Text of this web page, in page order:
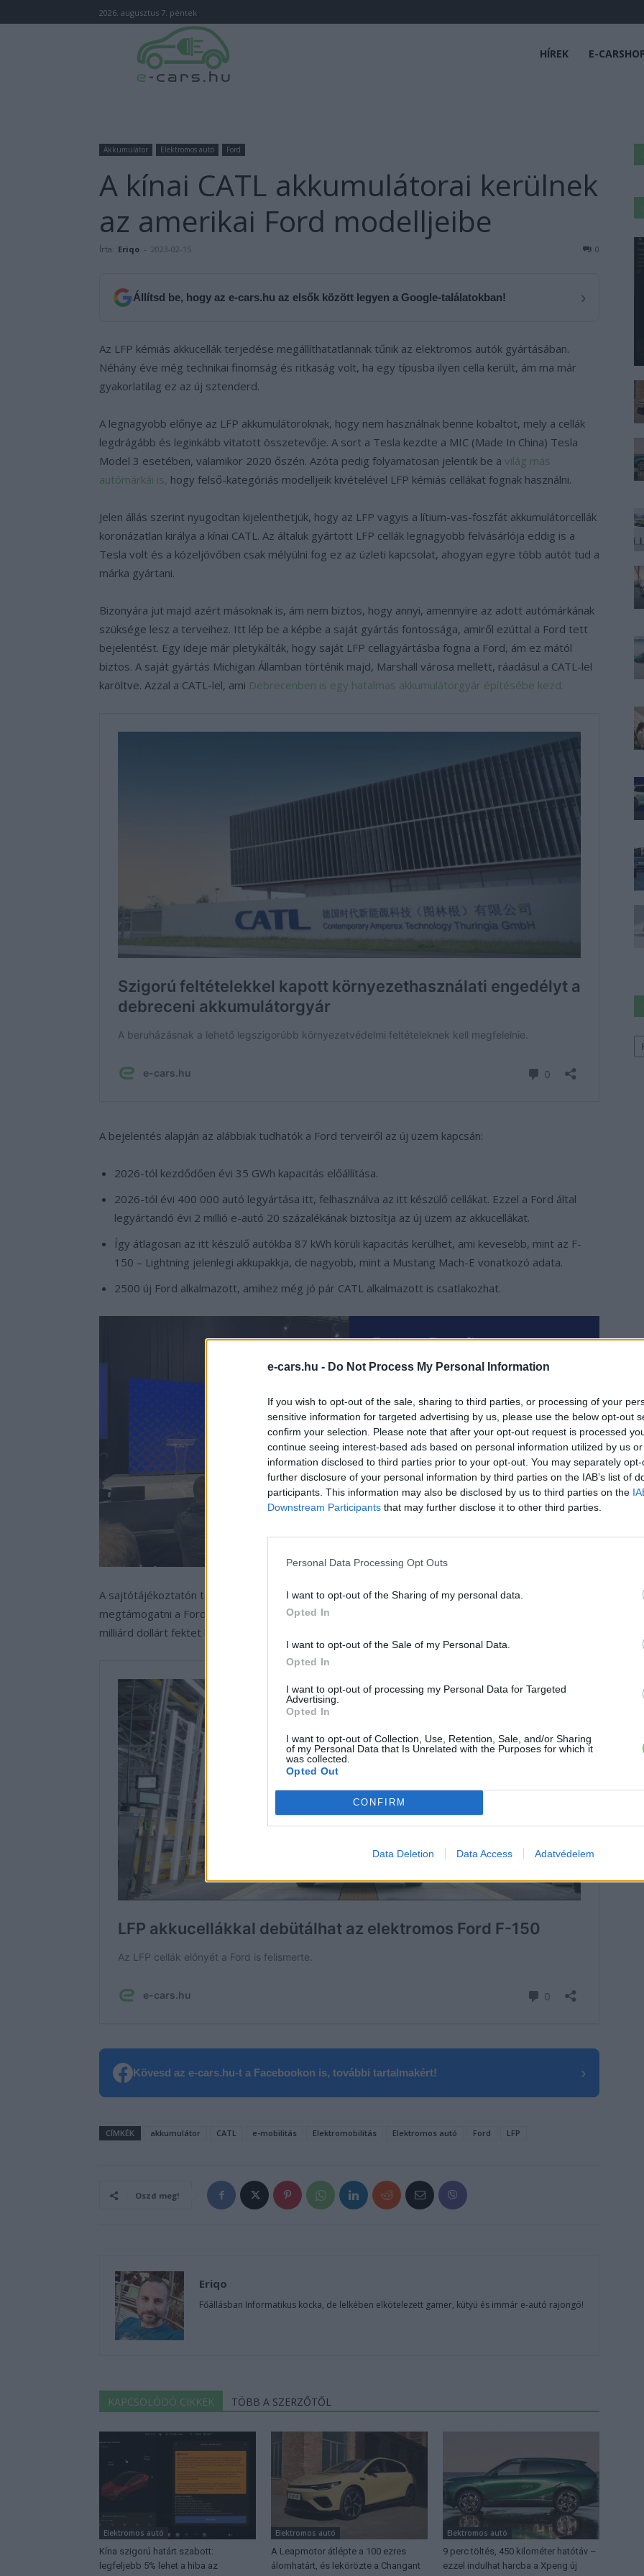
e-cars.hu - Do Not Process My Personal Information
If you wish to opt-out of the sale, sharing to third parties, or processing of your
sensitive information for targeted advertising by us, please use the below opt-out
confirm your selection. Please note that after your opt-out request is processed
continue seeing interest-based ads based on personal information utilized by us
information disclosed to third parties prior to your opt-out. You may separately
further disclosure of your personal information by third parties on the IAB’s list of
participants. This information may also be disclosed by us to third parties on the
Downstream Participants that may further disclose it to other third parties.
Personal Data Processing Opt Outs
I want to opt-out of the Sharing of my personal data.
Opted In
I want to opt-out of the Sale of my Personal Data.
Opted In
I want to opt-out of processing my Personal Data for Targeted
Advertising.
Opted In
I want to opt-out of Collection, Use, Retention, Sale, and/or Sharing
of my Personal Data that Is Unrelated with the Purposes for which it
was collected.
Opted Out
CONFIRM
Data Deletion Data Access Adatvédelem
2026. augusztus 7. péntek
HÍREK E-
Akkumulátor Elektromos autó Ford
A kínai CATL akkumulátorai kerülnek
az amerikai Ford modelljeibe
Írta: Eriqo - 2023-02-15 0
Állítsd be, hogy az e-cars.hu az elsők között legyen a Google-találatokban! ›
Az LFP kémiás akkucellák terjedése megállíthatatlannak tűnik az elektromos autók gyártásában.
Néhány éve még technikai finomság és ritkaság volt, ha egy típusba ilyen cella került, ám ma már
gyakorlatilag ez az új sztenderd.
A legnagyobb előnye az LFP akkumulátoroknak, hogy nem használnak benne kobaltot, mely a cellák
legdrágább és leginkább vitatott összetevője. A sort a Tesla kezdte a MIC (Made In China) Tesla
Model 3 esetében, valamikor 2020 őszén. Azóta pedig folyamatosan jelentik be a világ más
autómárkái is, hogy felső-kategóriás modelljeik kivételével LFP kémiás cellákat fognak használni.
Jelen állás szerint nyugodtan kijelenthetjük, hogy az LFP vagyis a lítium-vas-foszfát akkumulátorcellák
koronázatlan királya a kínai CATL. Az általuk gyártott LFP cellák legnagyobb felvásárlója eddig is a
Tesla volt és a közeljövőben csak mélyülni fog ez az üzleti kapcsolat, ahogyan egyre több autót tud a
márka gyártani.
Bizonyára jut majd azért másoknak is, ám nem biztos, hogy annyi, amennyire az adott autómárkának
szüksége lesz a terveihez. Itt lép be a képbe a saját gyártás fontossága, amiről ezúttal a Ford tett
bejelentést. Egy ideje már pletykálták, hogy saját LFP cellagyártásba fogna a Ford, ám ez mától
biztos. A saját gyártás Michigan Államban történik majd, Marshall városa mellett, ráadásul a CATL-lel
karöltve. Azzal a CATL-lel, ami Debrecenben is egy hatalmas akkumulátorgyár építésébe kezd.
A bejelentés alapján az alábbiak tudhatók a Ford terveiről az új üzem kapcsán:
2026-tól kezdődően évi 35 GWh kapacitás előállítása.
2026-tól évi 400 000 autó legyártása itt, felhasználva az itt készülő cellákat. Ezzel a Ford által
legyártandó évi 2 millió e-autó 20 százalékának biztosítja az új üzem az akkucellákat.
Így átlagosan az itt készülő autókba 87 kWh körüli kapacitás kerülhet, ami kevesebb, mint az F-
150 – Lightning jelenlegi akkupakkja, de nagyobb, mint a Mustang Mach-E vonatkozó adata.
2500 új Ford alkalmazott, amihez még jó pár CATL alkalmazott is csatlakozhat.
A sajtótájékoztatón többek között az is elhangzott, hogy az üzem elindulásáig a CATL Kínából fogja
megtámogatni a Ford gyártását 2024-től az F-150 és a Mustang Mach-E esetében. A Ford 3,5
milliárd dollárt fektet be az új gyár megépítésébe.
Kövesd az e-cars.hu-t a Facebookon is, további tartalmakért! ›
CÍMKÉK akkumulátor CATL e-mobilitás Elektromobilitás Elektromos autó Ford LFP
Oszd meg!
Eriqo
Főállásban Informatikus kocka, de lelkében elkötelezett gamer, kütyü és immár e-autó rajongó!
KAPCSOLÓDÓ CIKKEK TÖBB A SZERZŐTŐL
Elektromos autó
Kína szigorú határt szabott:
legfeljebb 5% lehet a hiba az
Elektromos autó
A Leapmotor átlépte a 100 ezres
álomhatárt, és lekörözte a Changant
Elektromos autó
9 perc töltés, 450 kilométer hatótáv –
ezzel indulhat harcba a Xpeng új